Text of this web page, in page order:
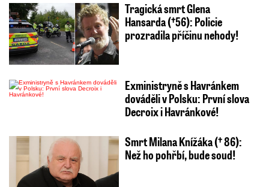
Tragická smrt Glena
Hansarda (†56): Policie
prozradila příčinu nehody!
Exministryně s Havránkem
dováděli v Polsku: První slova
Decroix i Havránkové!
Smrt Milana Knížáka († 86):
Než ho pohřbí, bude soud!